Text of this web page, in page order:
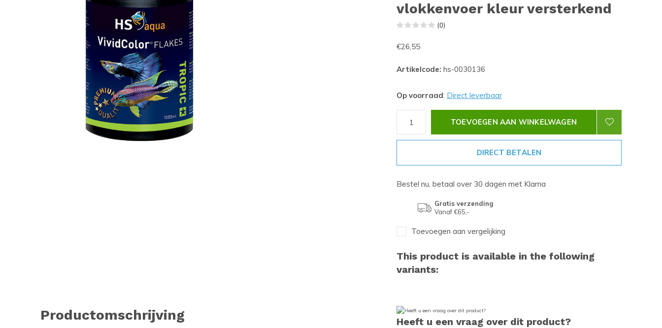
vlokkenvoer kleur versterkend
(0)
€26,55
Artikelcode: hs-0030136
Op voorraad: Direct leverbaar
TOEVOEGEN AAN WINKELWAGEN
DIRECT BETALEN
Bestel nu, betaal over 30 dagen met Klarna
Gratis verzending
Vanaf €65,-
Toevoegen aan vergelijking
This product is available in the following
variants:
Productomschrijving Heeft u een vraag over dit product?